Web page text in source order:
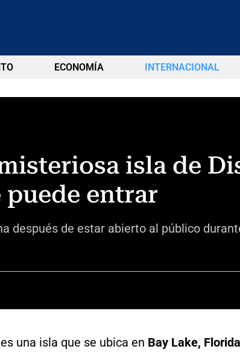
ECONOMÍA INTERNACIONAL
isla de
puede entrar
después de estar abierto al público
una isla que se ubica en Bay Lake, Florida